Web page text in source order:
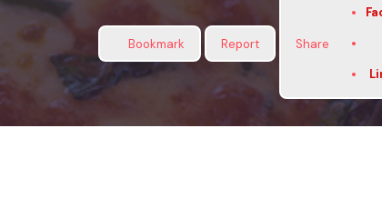
Bookmark Report Share